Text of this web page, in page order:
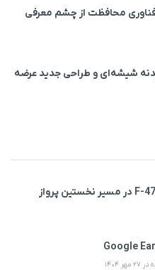
فناوری محافظت از چشم معرفی
با بدنه شیشه‌ای و طراحی جدید عرضه